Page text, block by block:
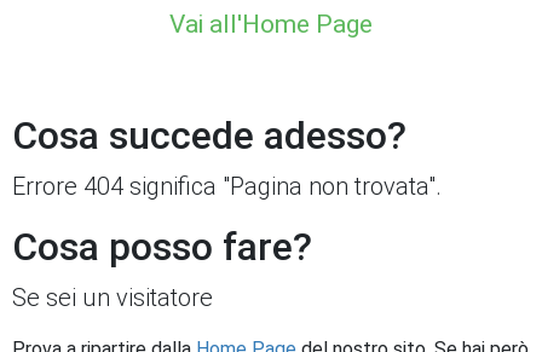
Vai all'Home Page
Cosa succede adesso?
Errore 404 significa "Pagina non trovata".
Cosa posso fare?
Se sei un visitatore